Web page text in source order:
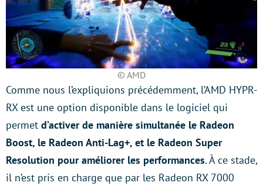
© AMD
Comme nous l’expliquions précédemment, l’AMD HYPR-
RX est une option disponible dans le logiciel qui
permet d’activer de manière simultanée le Radeon
Boost, le Radeon Anti-Lag+, et le Radeon Super
Resolution pour améliorer les performances. À ce stade,
il n’est pris en charge que par les Radeon RX 7000